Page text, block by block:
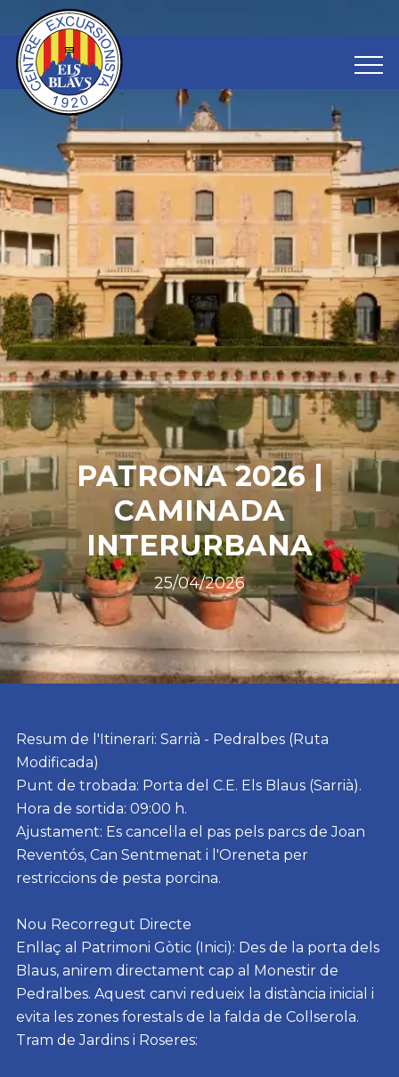
HOME
QUI SOM
CALENDARI
SECCIONS
FentKmí
Alta Muntanya
Caminada Popular
Sortides Dimarts
Marxes
Cultura
Càmping
ÀLBUMS
BLOG
PATRONA 2026 |
CAMINADA
INTERURBANA
25/04/2026
Resum de l'Itinerari: Sarrià - Pedralbes (Ruta
Modificada)
Punt de trobada: Porta del C.E. Els Blaus (Sarrià).
Hora de sortida: 09:00 h.
Ajustament: Es cancel·la el pas pels parcs de Joan
Reventós, Can Sentmenat i l'Oreneta per
restriccions de pesta porcina.
Nou Recorregut Directe
Enllaç al Patrimoni Gòtic (Inici): Des de la porta dels
Blaus, anirem directament cap al Monestir de
Pedralbes. Aquest canvi redueix la distància inicial i
evita les zones forestals de la falda de Collserola.
Tram de Jardins i Roseres: